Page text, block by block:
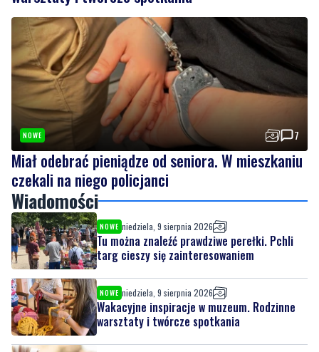
NOWE 7
Miał odebrać pieniądze od seniora. W mieszkaniu
czekali na niego policjanci
Wiadomości
NOWE niedziela, 9 sierpnia 2026
Tu można znaleźć prawdziwe perełki. Pchli
targ cieszy się zainteresowaniem
NOWE niedziela, 9 sierpnia 2026
Wakacyjne inspiracje w muzeum. Rodzinne
warsztaty i twórcze spotkania